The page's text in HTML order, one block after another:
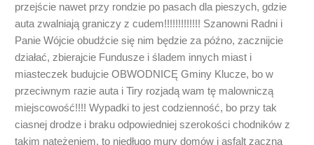
przejście nawet przy rondzie po pasach dla pieszych, gdzie
auta zwalniają graniczy z cudem!!!!!!!!!!!!! Szanowni Radni i
Panie Wójcie obudźcie się nim będzie za późno, zacznijcie
działać, zbierajcie Fundusze i śladem innych miast i
miasteczek budujcie OBWODNICĘ Gminy Klucze, bo w
przeciwnym razie auta i Tiry rozjadą wam tę malowniczą
miejscowość!!!! Wypadki to jest codzienność, bo przy tak
ciasnej drodze i braku odpowiedniej szerokości chodników z
takim natężeniem, to niedługo mury domów i asfalt zaczną